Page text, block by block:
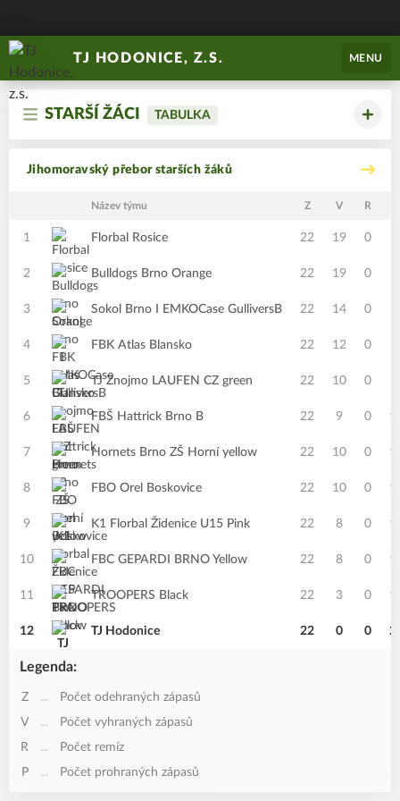
TJ HODONICE, Z.S. MENU
STARŠÍ ŽÁCI TABULKA
Jihomoravský přebor starších žáků
Název týmu Z V R
1 Florbal Rosice 22 19 0
2 Bulldogs Brno Orange 22 19 0
3 Sokol Brno I EMKOCase GulliversB 22 14 0
4 FBK Atlas Blansko 22 12 0
5 TJ Znojmo LAUFEN CZ green 22 10 0
6 FBŠ Hattrick Brno B 22 9 0
7 Hornets Brno ZŠ Horní yellow 22 10 0
8 FBO Orel Boskovice 22 10 0
9 K1 Florbal Židenice U15 Pink 22 8 0
10 FBC GEPARDI BRNO Yellow 22 8 0
11 TROOPERS Black 22 3 0
12 TJ Hodonice 22 0 0
Legenda:
Z ...
Počet odehraných zápasů
V
...
Počet vyhraných zápasů
R
...
Počet remíz
P
... Počet prohraných zápasů